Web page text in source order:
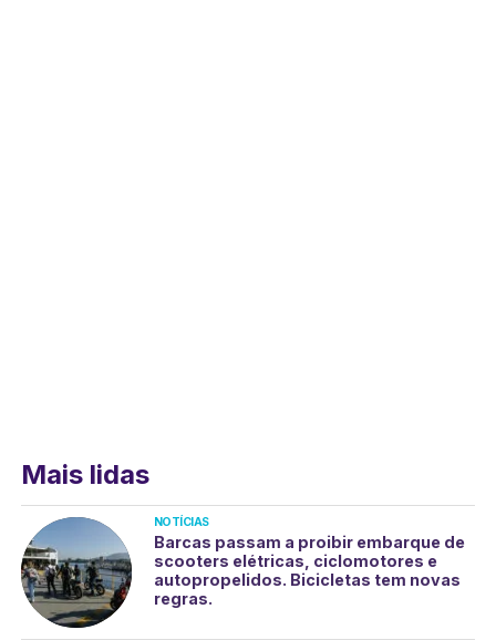
Mais lidas
NOTÍCIAS
Barcas passam a proibir embarque de
scooters elétricas, ciclomotores e
autopropelidos. Bicicletas tem novas
regras.